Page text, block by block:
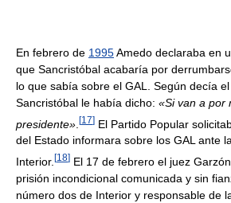
En febrero de 1995Amedo declaraba en
que Sancristóbal acabaría por
lo que sabía sobre el GAL. Según decía el
Sancristóbal le había dicho: «Si van a por
presidente» [17] El Partido Popular
del Estado informara sobre los GAL ante
Interior. [18] El 17 de febrero el juez
prisión incondicional comunicada y sin
número dos de Interior y responsable de